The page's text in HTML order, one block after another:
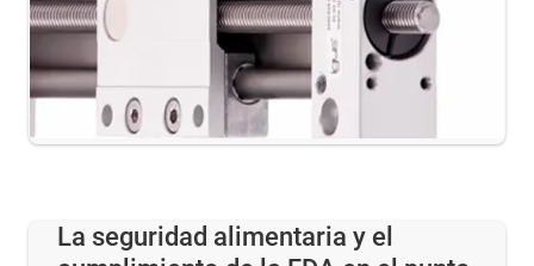
La seguridad alimentaria y el